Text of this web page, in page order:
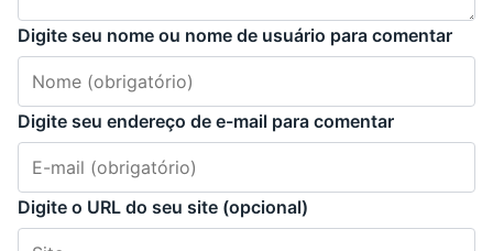
Digite seu nome ou nome de usuário para comentar
Digite seu endereço de e-mail para comentar
Digite o URL do seu site (opcional)